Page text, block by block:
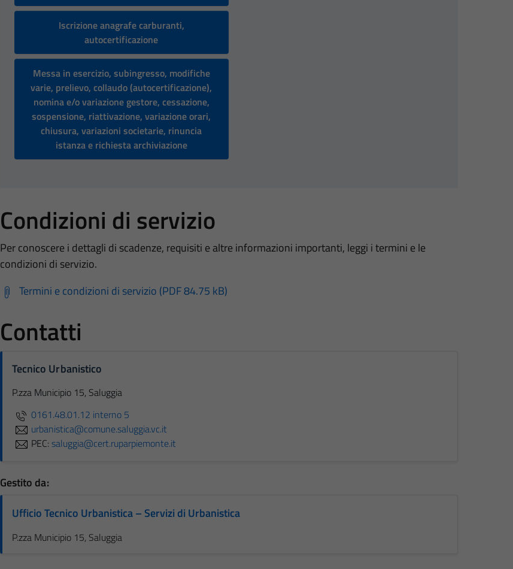
Iscrizione anagrafe carburanti,
autocertificazione
Messa in esercizio, subingresso, modifiche
varie, prelievo, collaudo (autocertificazione),
nomina e/o variazione gestore, cessazione,
sospensione, riattivazione, variazione orari,
chiusura, variazioni societarie, rinuncia
istanza e richiesta archiviazione
Condizioni di servizio
Per conoscere i dettagli di scadenze, requisiti e altre informazioni importanti, leggi i termini e le
condizioni di servizio.
Termini e condizioni di servizio (PDF 84.75 kB)
Contatti
Tecnico Urbanistico
P.zza Municipio 15, Saluggia
0161.48.01.12 interno 5
urbanistica@comune.saluggia.vc.it
PEC: saluggia@cert.ruparpiemonte.it
Gestito da:
Ufficio Tecnico Urbanistica – Servizi di Urbanistica
P.zza Municipio 15, Saluggia